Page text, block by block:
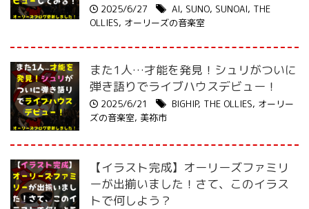
2025/6/27 AI, SUNO, SUNOAI, THE
OLLIES, オーリーズの音楽室
また1人…才能を発見！シュリがついに
弾き語りでライブハウスデビュー！
2025/6/21 BIGHIP, THE OLLIES, オーリー
ズの音楽室, 美祢市
【イラスト完成】オーリーズファミリ
ーが出揃いました！さて、このイラス
トで何しよう？